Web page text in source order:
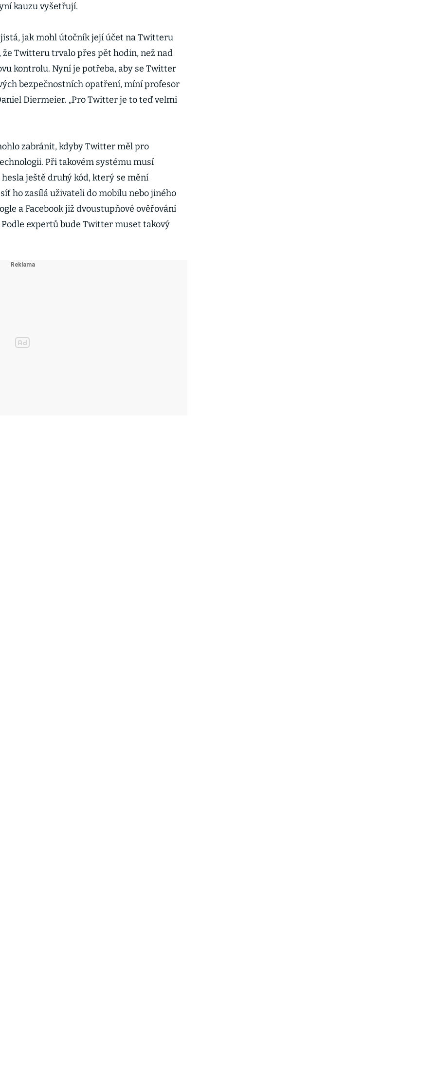
kauzu vyšetřují.
jistá, jak mohl útočník její účet na Twitteru
že Twitteru trvalo přes pět hodin, než nad
kontrolu. Nyní je potřeba, aby se Twitter
bezpečnostních opatření, míní profesor
Diermeier. „Pro Twitter je to teď velmi
zabránit, kdyby Twitter měl pro
Při takovém systému musí
ještě druhý kód, který se mění
ho zasílá uživateli do mobilu nebo jiného
a Facebook již dvoustupňové ověřování
expertů bude Twitter muset takový